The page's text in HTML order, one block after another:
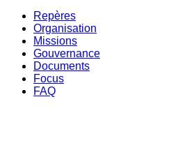
Repères
Organisation
Missions
Gouvernance
Documents
Focus
FAQ